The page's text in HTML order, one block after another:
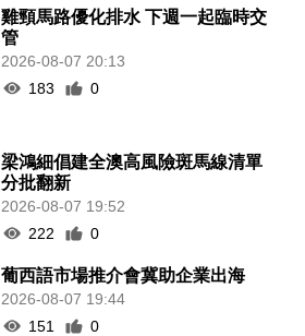
雞頸馬路優化排水 下週一起臨時交
管
2026-08-07 20:13
183
0
梁鴻細倡建全澳高風險斑馬線清單
分批翻新
2026-08-07 19:52
222
0
葡西語市場推介會冀助企業出海
2026-08-07 19:44
151
0